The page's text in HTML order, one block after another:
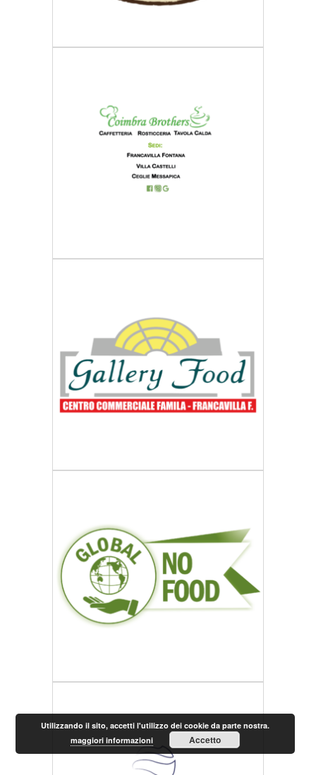
Utilizzando il sito, accetti l'utilizzo dei cookie da parte nostra.
maggiori informazioni
Accetto